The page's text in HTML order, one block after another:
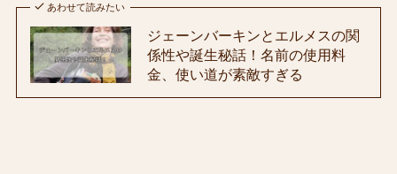
あわせて読みたい
ジェーンバーキンとエルメスの関
係性や誕生秘話！名前の使用料
金、使い道が素敵すぎる